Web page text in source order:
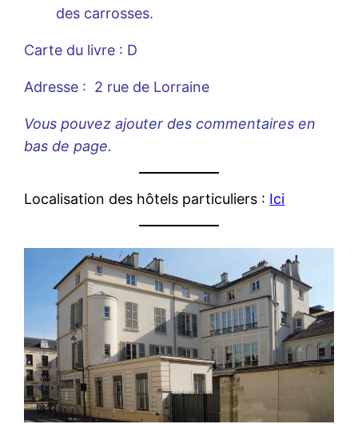
des carrosses.
Carte du livre : D
Adresse : 2 rue de Lorraine
Vous pouvez ajouter des commentaires en
bas de page.
Localisation des hôtels particuliers : Ici